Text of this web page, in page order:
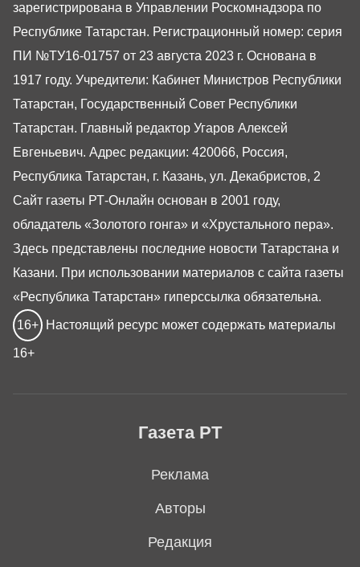
Газета РТ
Реклама
Авторы
Редакция
зарегистрирована в Управлении Роскомнадзора по
Республике Татарстан. Регистрационный номер: серия
ПИ №ТУ16-01757 от 23 августа 2023 г. Основана в
1917 году. Учредители: Кабинет Министров Республики
Татарстан, Государственный Совет Республики
Татарстан. Главный редактор Угаров Алексей
Евгеньевич. Адрес редакции: 420066, Россия,
Республика Татарстан, г. Казань, ул. Декабристов, 2
Сайт газеты РТ-Онлайн основан в 2001 году,
обладатель «Золотого гонга» и «Хрустального пера».
Здесь представлены последние новости Татарстана и
Казани. При использовании материалов с сайта газеты
«Республика Татарстан» гиперссылка обязательна.
16+ Настоящий ресурс может содержать материалы
16+